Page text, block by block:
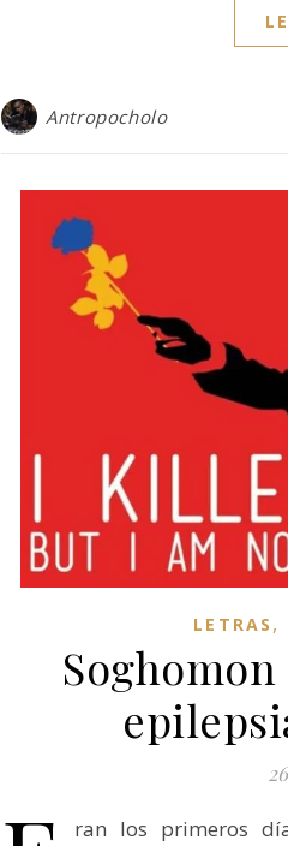
Antropocholo
LETRAS ,
ran los primeros